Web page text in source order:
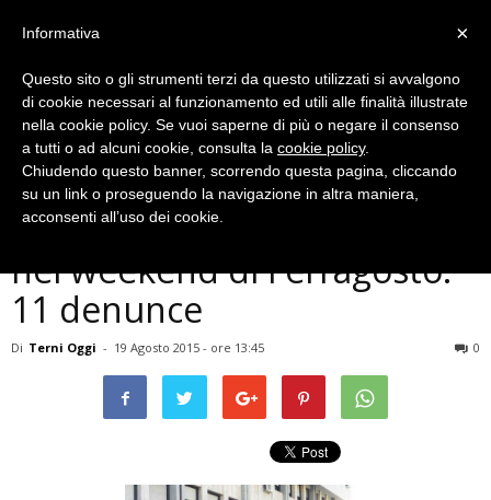
Cronaca
Terni, centinaia di controlli
nel weekend di Ferragosto:
11 denunce
Di Terni Oggi - 19 Agosto 2015 - ore 13:45 0
×
Informativa
Questo sito o gli strumenti terzi da questo utilizzati si avvalgono
di cookie necessari al funzionamento ed utili alle finalità illustrate
nella cookie policy. Se vuoi saperne di più o negare il consenso
a tutti o ad alcuni cookie, consulta la cookie policy.
Chiudendo questo banner, scorrendo questa pagina, cliccando
su un link o proseguendo la navigazione in altra maniera,
acconsenti all’uso dei cookie.